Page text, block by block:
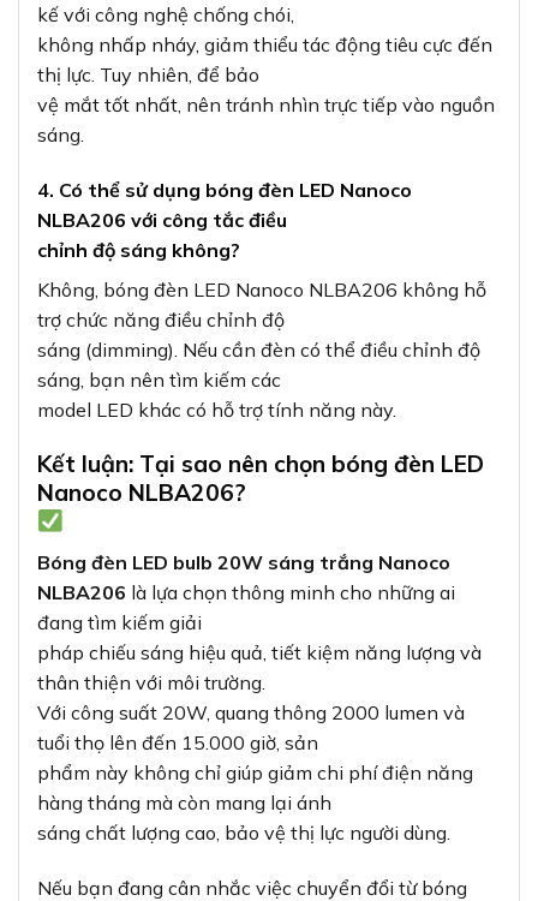
kế với công nghệ chống chói,
không nhấp nháy, giảm thiểu tác động tiêu cực đến
thị lực. Tuy nhiên, để bảo
vệ mắt tốt nhất, nên tránh nhìn trực tiếp vào nguồn
sáng.
4. Có thể sử dụng bóng đèn LED Nanoco
NLBA206 với công tắc điều
chỉnh độ sáng không?
Không, bóng đèn LED Nanoco NLBA206 không hỗ
trợ chức năng điều chỉnh độ
sáng (dimming). Nếu cần đèn có thể điều chỉnh độ
sáng, bạn nên tìm kiếm các
model LED khác có hỗ trợ tính năng này.
Kết luận: Tại sao nên chọn bóng đèn LED
Nanoco NLBA206?
Bóng đèn LED bulb 20W sáng trắng Nanoco
NLBA206 là lựa chọn thông minh cho những ai
đang tìm kiếm giải
pháp chiếu sáng hiệu quả, tiết kiệm năng lượng và
thân thiện với môi trường.
Với công suất 20W, quang thông 2000 lumen và
tuổi thọ lên đến 15.000 giờ, sản
phẩm này không chỉ giúp giảm chi phí điện năng
hàng tháng mà còn mang lại ánh
sáng chất lượng cao, bảo vệ thị lực người dùng.
Nếu bạn đang cân nhắc việc chuyển đổi từ bóng